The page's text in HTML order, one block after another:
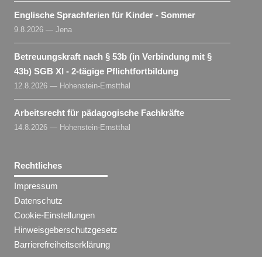
Englische Sprachferien für Kinder - Sommer
9.8.2026 — Jena
Betreuungskraft nach § 53b (in Verbindung mit §
43b) SGB XI - 2-tägige Pflichtfortbildung
12.8.2026 — Hohenstein-Ernstthal
Arbeitsrecht für pädagogische Fachkräfte
14.8.2026 — Hohenstein-Ernstthal
Rechtliches
Impressum
Datenschutz
Cookie-Einstellungen
Hinweisgeberschutzgesetz
Barrierefreiheitserklärung